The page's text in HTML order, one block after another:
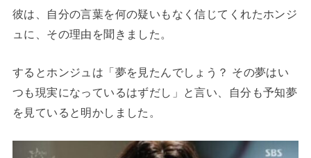
彼は、自分の言葉を何の疑いもなく信じてくれたホンジ
ュに、その理由を聞きました。
するとホンジュは「夢を見たんでしょう？ その夢はい
つも現実になっているはずだし」と言い、自分も予知夢
を見ていると明かしました。